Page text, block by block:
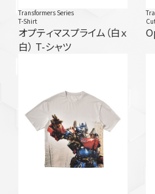
Transformers Series
T-Shirt
オプティマスプライム（白ｘ
白） T-シャツ